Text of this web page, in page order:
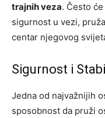
trajnih veza. Često
sigurnost u vezi,
centar njegovog
Sigurnost i
Jedna od najvažnijih
sposobnost da pruži